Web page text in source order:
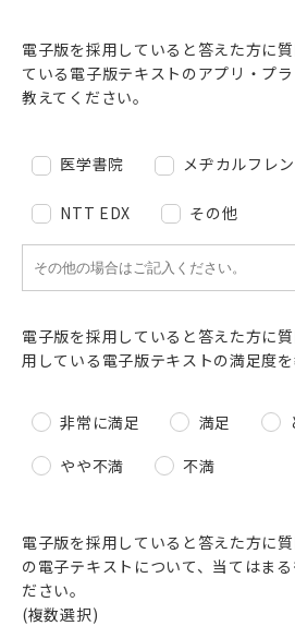
電子版を採用していると答えた方に質
ている電子版テキストのアプリ・プ
教えてください。
医学書院 メヂカルフレ
NTT EDX その他
電子版を採用していると答えた方に質
用している電子版テキストの満足度
非常に満足 満足
やや不満
不満
電子版を採用していると答えた方に質
の電子テキストについて、当てはま
ださい。
(複数選択)